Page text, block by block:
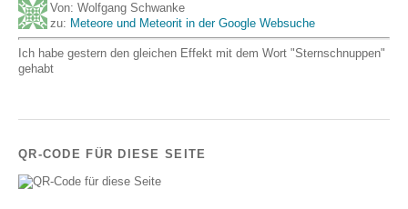
Von: Wolfgang Schwanke
zu: Meteore und Meteorit in der Google Websuche
Ich habe gestern den gleichen Effekt mit dem Wort "Sternschnuppen"
gehabt
QR-CODE FÜR DIESE SEITE